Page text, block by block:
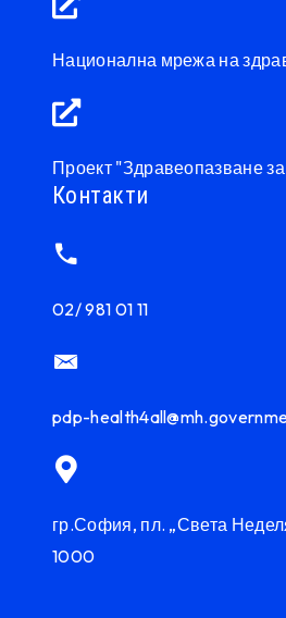
Национална мрежа на
Проект "Здравеопазване
Контакти
02/ 981 01 11
pdp-
гр.София, пл. „Света
1000